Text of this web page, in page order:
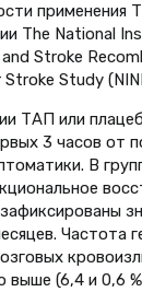
применения
The National
Stroke
Study
ТАП или
3 часов от
В
Частота
(6,4 и 0,6